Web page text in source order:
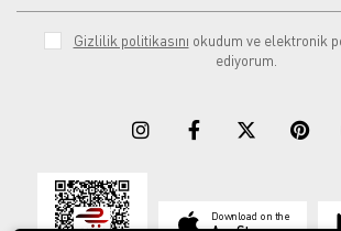
Gizlilik politikasını okudum ve elektronik
ediyorum.
Download on the